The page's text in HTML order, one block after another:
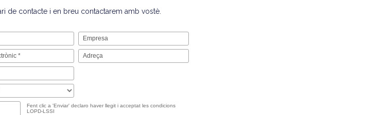
de contacte i en breu contactarem amb vostè.
Fent clic a 'Enviar' declaro haver llegit i acceptat les condicions
LOPD-LSSI